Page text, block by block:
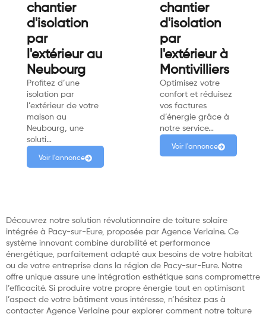
chantier
d'isolation
par
l'extérieur au
Neubourg
Profitez d’une
isolation par
l’extérieur de votre
maison au
Neubourg, une
soluti…
Voir l'annonce
chantier
d'isolation
par
l'extérieur à
Montivilliers
Optimisez votre
confort et réduisez
vos factures
d’énergie grâce à
notre service…
Voir l'annonce
Découvrez notre solution révolutionnaire de toiture solaire
intégrée à Pacy-sur-Eure, proposée par Agence Verlaine. Ce
système innovant combine durabilité et performance
énergétique, parfaitement adapté aux besoins de votre habitat
ou de votre entreprise dans la région de Pacy-sur-Eure. Notre
offre unique assure une intégration esthétique sans compromettre
l’efficacité. Si produire votre propre énergie tout en optimisant
l’aspect de votre bâtiment vous intéresse, n’hésitez pas à
contacter Agence Verlaine pour explorer comment notre toiture